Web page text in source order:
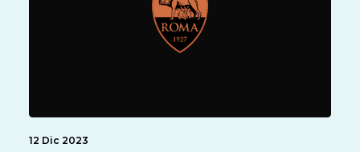
12 Dic 2023